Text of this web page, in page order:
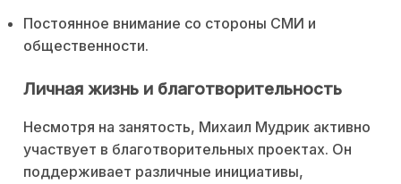
Постоянное внимание со стороны СМИ и
общественности.
Личная жизнь и благотворительность
Несмотря на занятость, Михаил Мудрик активно
участвует в благотворительных проектах. Он
поддерживает различные инициативы,